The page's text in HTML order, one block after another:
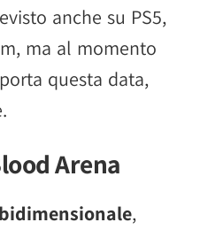
anche su PS5,
ma al momento
questa data,
Arena
,